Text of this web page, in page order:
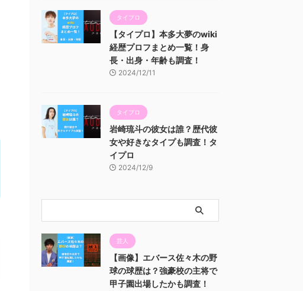
タイプロ
【タイプロ】本多大夢のwiki
経歴プロフまとめ一覧！身
長・出身・年齢も調査！
2024/12/11
タイプロ
岩崎琉斗の彼女は誰？歴代彼
女や好きなタイプも調査！タ
イプロ
2024/12/9
芸人
【画像】エバース佐々木の野
球の球歴は？強豪校の主将で
甲子園出場したかも調査！